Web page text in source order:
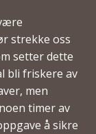
strekke oss
setter dette
bli friskere av
men
timer av
å sikre